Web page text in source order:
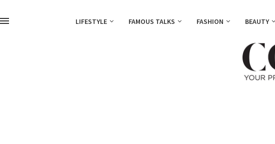
LIFESTYLE FAMOUS TALKS FASHION BEAUTY